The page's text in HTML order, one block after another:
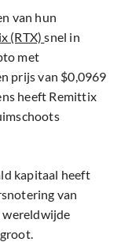
van hun
(RTX)snel in
met
prijs van $0,0969
heeft Remittix
kapitaal heeft
van